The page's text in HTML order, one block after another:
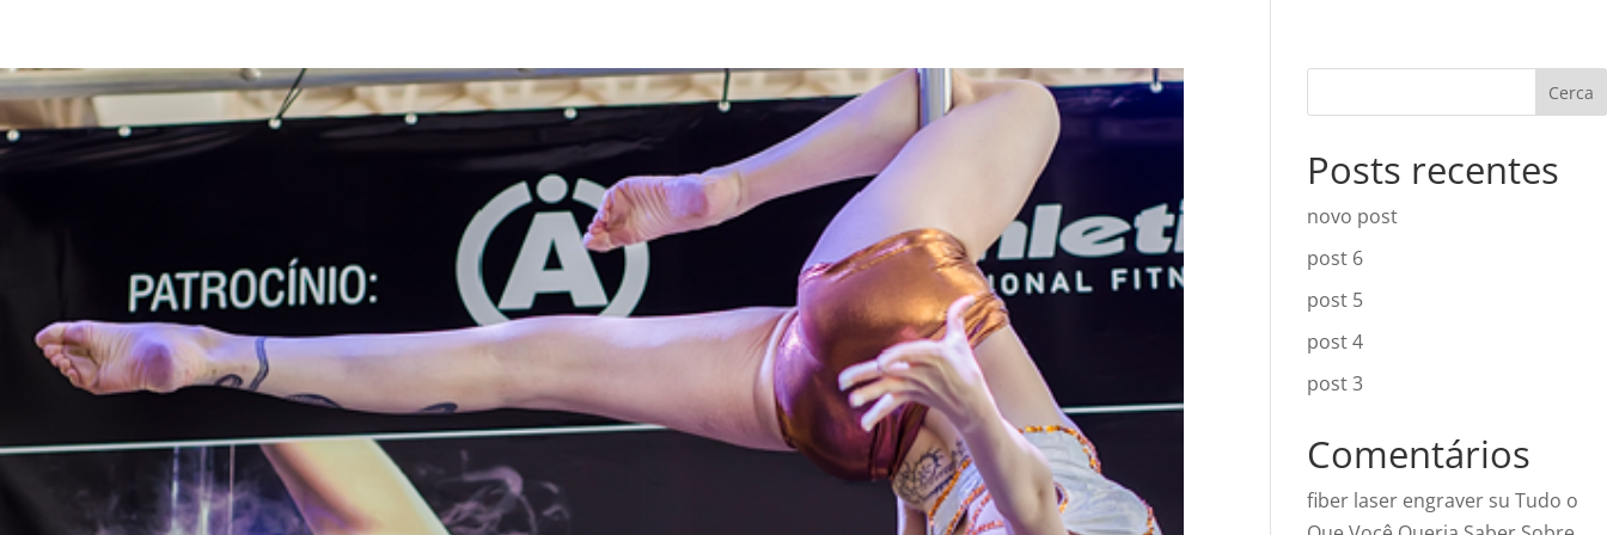
Cerca
Posts recentes
novo post
post 6
post 5
post 4
post 3
Comentários
fiber laser engraver suTudo o